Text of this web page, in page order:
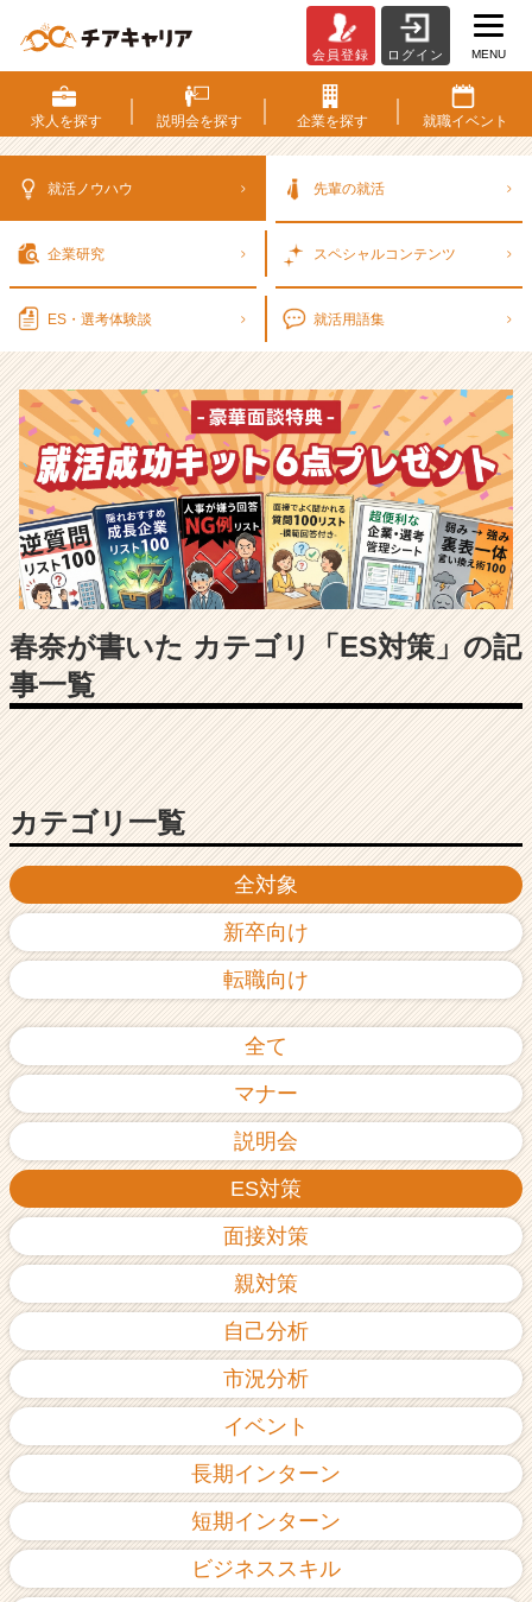
考
対
策・
ウ
ベ
ン
チ
ャ
ー・
成
長
企
業
か
ら
ス
ウ
活
イ
チ
リ
（C
e
r
a
e
r）
会員登録 ログイン MENU
求人を探す 説明会を探す 企業を探す 就職イベント
就活ノウハウ 先輩の就活
企業研究 スペシャルコンテンツ
ES・選考体験談 就活用語集
春奈が書いた カテゴリ「ES対策」の記
事一覧
全対象
新卒向け
転職向け
全て
マナー
説明会
ES対策
面接対策
親対策
自己分析
市況分析
イベント
長期インターン
短期インターン
ビジネススキル
カテゴリ一覧